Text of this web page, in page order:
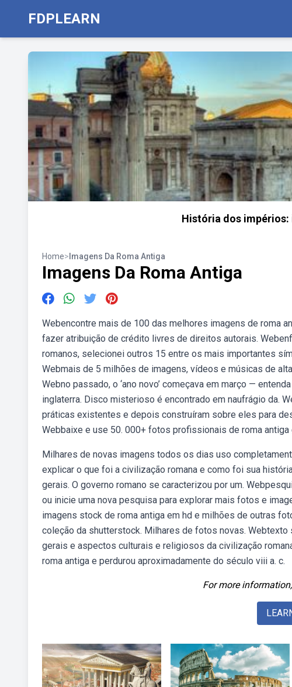
FDPLEARN
História dos
Home> Imagens Da Roma Antiga
Imagens Da Roma Antiga
Webencontre mais de 100 das melhores imagens de roma
fazer atribuição de crédito livres de direitos autorais.
romanos, selecionei outros 15 entre os mais importantes
Webmais de 5 milhões de imagens, vídeos e músicas de
Webno passado, o ‘ano novo’ começava em março —
inglaterra. Disco misterioso é encontrado em naufrágio da.
práticas existentes e depois construíram sobre eles para
Webbaixe e use 50. 000+ fotos profissionais de roma antiga
Milhares de novas imagens todos os dias uso
explicar o que foi a civilização romana e como foi sua
gerais. O governo romano se caracterizou por um.
ou inicie uma nova pesquisa para explorar mais fotos e
imagens stock de roma antiga em hd e milhões de outras
coleção da shutterstock. Milhares de fotos novas.
gerais e aspectos culturais e religiosos da civilização
roma antiga e perdurou aproximadamente do século viii a. c.
For more